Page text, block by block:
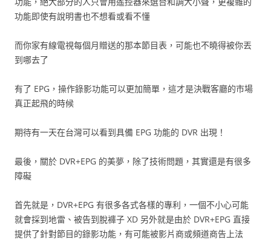
功能即使有說明書也不想看或看不懂
而你家有線電視每個月贈送的那本節目表，可能也不曉得被你丟
到哪去了
有了 EPG，操作錄影功能可以更加簡單，這才是決戰客廳的市場
真正起飛的時候
期待有一天在台灣可以看到具備 EPG 功能的 DVR 出現！
最後，關於 DVR+EPG 的美夢，除了技術問題，其實還是有很多
障礙
首先就是，DVR+EPG 有很多各式各樣的專利，一個不小心可能
就會採到地雷、被告到脫褲子 XD 另外就是由於 DVR+EPG 直接
提供了針對節目的錄影功能，有可能被影片商或頻道商告上法